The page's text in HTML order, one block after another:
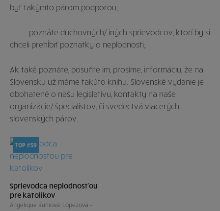
byť takýmto párom podporou;
· poznáte duchovných/ iných sprievodcov, ktorí by si
chceli prehĺbiť poznatky o neplodnosti;
Ak také poznáte, posuňte im, prosíme, informáciu, že na
Slovensku už máme takúto knihu. Slovenské vydanie je
obohatené o našu legislatívu, kontakty na naše
organizácie/ špecialistov, či svedectvá viacerých
slovenských párov.
TOP #59
Sprievodca neplodnosťou
pre katolíkov
Angelique Ruhiová-Lópezová –